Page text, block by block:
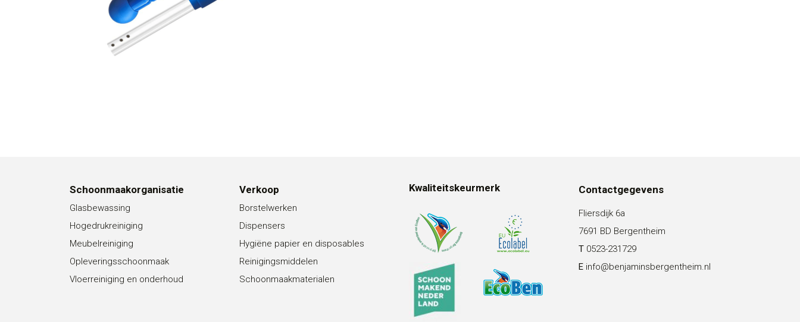
Schoonmaakorganisatie
Glasbewassing
Hogedrukreiniging
Meubelreiniging
Opleveringsschoonmaak
Vloerreiniging en onderhoud
Verkoop
Borstelwerken
Dispensers
Hygiëne papier en disposables
Reinigingsmiddelen
Schoonmaakmaterialen
Kwaliteitskeurmerk Contactgegevens
Fliersdijk 6a
7691 BD Bergentheim
T 0523-231729
E info@benjaminsbergentheim.nl